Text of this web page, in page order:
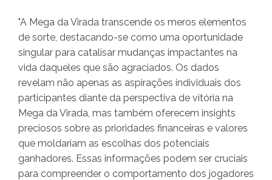
"A Mega da Virada transcende os meros elementos
de sorte, destacando-se como uma oportunidade
singular para catalisar mudanças impactantes na
vida daqueles que são agraciados. Os dados
revelam não apenas as aspirações individuais dos
participantes diante da perspectiva de vitória na
Mega da Virada, mas também oferecem insights
preciosos sobre as prioridades financeiras e valores
que moldariam as escolhas dos potenciais
ganhadores. Essas informações podem ser cruciais
para compreender o comportamento dos jogadores